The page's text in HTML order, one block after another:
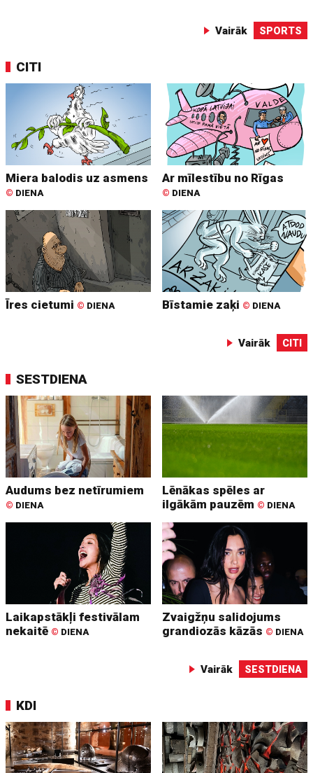
Vairāk SPORTS
CITI
Miera balodis uz asmens
© DIENA
Ar mīlestību no Rīgas
© DIENA
Īres cietumi © DIENA Bīstamie zaķi © DIENA
Vairāk CITI
SESTDIENA
Audums bez netīrumiem
© DIENA
Lēnākas spēles ar
ilgākām pauzēm © DIENA
Laikapstākļi festivālam
nekaitē © DIENA
Zvaigžņu salidojums
grandiozās kāzās © DIENA
Vairāk SESTDIENA
KDI